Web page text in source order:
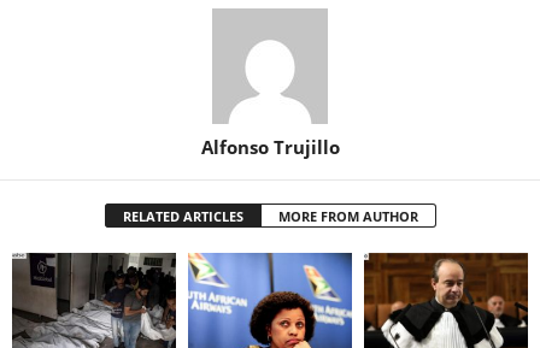
Alfonso Trujillo
RELATED ARTICLES MORE FROM AUTHOR